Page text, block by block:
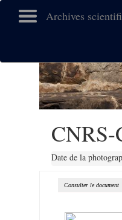
Archives
Date de la
Consulter le document